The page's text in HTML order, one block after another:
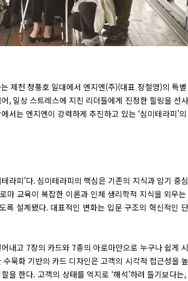
제천 청풍호 일대에서 엔지엔(주)(대표 장철영)의 특
, 일상 스트레스에 지친 리더들에게 진정한 힐링을 선
는 엔지엔이 강력하게 추진하고 있는 ‘심미테라피’
라피’다. 심미테라피의 핵심은 기존의 지식과 암기 중
마 교육이 복잡한 이론과 인체 생리학적 지식을 외우
록 설계됐다. 대표적인 변화는 입문 구조의 혁신적인
내고 7장의 카드와 7종의 아로마만으로 누구나 쉽게
묵화 기반의 카드 디자인은 고객의 시각적 접근성을
한다. 고객의 상태를 억지로 ‘해석’하려 들기보다는